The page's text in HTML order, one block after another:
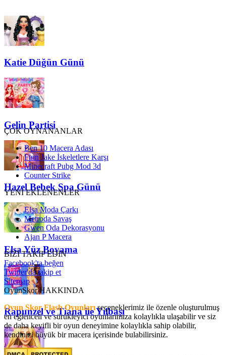
Katie Düğün Günü
Gelin Partisi
Hazel Bebek Spa Günü
Elsa Yüz Boyama
Rapunzel ve Tiana ile Yılbaşı
ÇOK OYNANANLAR
Ben 10 Macera Adası
Finn Jake İskeletlere Karşı
Minecraft Pubg Mod 3d
Counter Strike
YENİ EKLENENLER
Elsa Moda Çarkı
Metroda Savaş
Gwen Oda Dekorasyonu
Ajan P Macera
BİZİ TAKİP EDİN
Facebook'ta beğen
Twitter'da takip et
Sitemap
OyunSkor HAKKINDA
Oyun Skor Flash Oyunlarıseçeneklerimiz ile özenle oluşturulmuş
en eğlenceli ve sürükleyici oyunlarımıza kolaylıkla ulaşabilir ve siz
de daha keyifli bir oyun deneyimine kolaylıkla sahip olabilir,
kendinizi büyük bir macera içerisinde bulabilirsiniz.